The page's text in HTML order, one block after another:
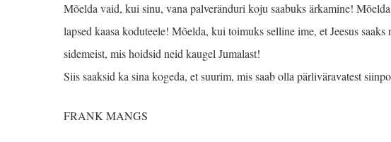
Mõelda vaid, kui sinu, vana palveränduri koju saabuks ärkamine!
lapsed kaasa koduteele! Mõelda, kui toimuks selline ime, et Jeesus
sidemeist, mis hoidsid neid kaugel Jumalast!
Siis saaksid ka sina kogeda, et suurim, mis saab olla pärliväravatest
FRANK MANGS